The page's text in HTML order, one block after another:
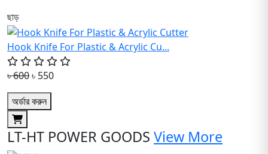
ছাড়
Hook Knife For Plastic & Acrylic Cu...
৳ 600৳ 550
অর্ডার করুন
LT-HT POWER GOODS View More